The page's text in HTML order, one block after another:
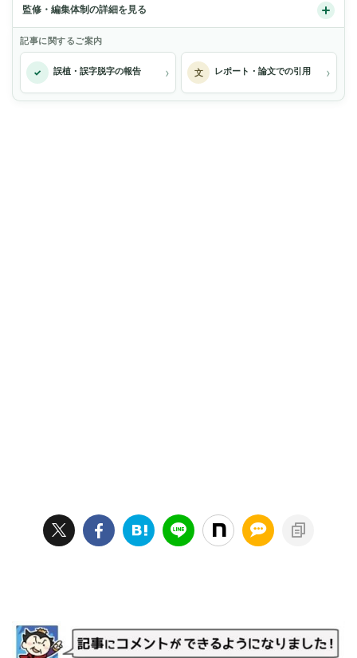
監修・編集体制の詳細を見る
記事に関するご案内
✓ 誤植・誤字脱字の報告 › 文 レポート・論文での引用 ›